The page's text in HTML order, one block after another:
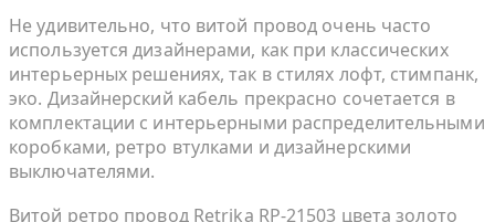
Не удивительно, что витой провод очень часто
используется дизайнерами, как при классических
интерьерных решениях, так в стилях лофт, стимпанк,
эко. Дизайнерский кабель прекрасно сочетается в
комплектации с интерьерными распределительными
коробками, ретро втулками и дизайнерскими
выключателями.
Витой ретро провод Retrika RP-21503 цвета золото